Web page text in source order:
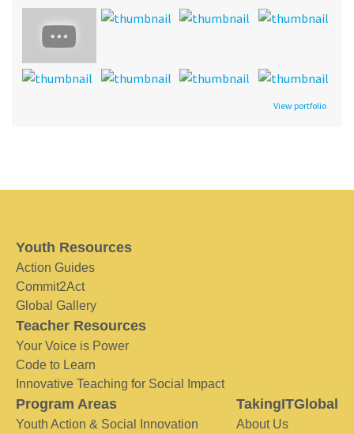
View portfolio
Youth Resources
Action Guides
Commit2Act
Global Gallery
Teacher Resources
Your Voice is Power
Code to Learn
Innovative Teaching for Social Impact
Program Areas
Youth Action & Social Innovation
TakingITGlobal
About Us